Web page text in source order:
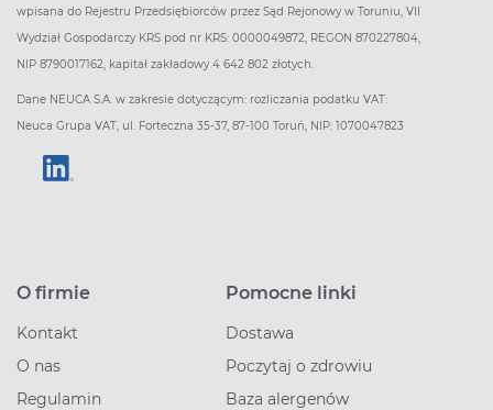
wpisana do Rejestru Przedsiębiorców przez Sąd Rejonowy w Toruniu, VII
Wydział Gospodarczy KRS pod nr KRS: 0000049872, REGON 870227804,
NIP 8790017162, kapitał zakładowy 4 642 802 złotych.
Dane NEUCA S.A. w zakresie dotyczącym: rozliczania podatku VAT:
Neuca Grupa VAT, ul. Forteczna 35-37, 87-100 Toruń, NIP: 1070047823
O firmie
Kontakt
O nas
Regulamin
Pomocne linki
Dostawa
Poczytaj o zdrowiu
Baza alergenów